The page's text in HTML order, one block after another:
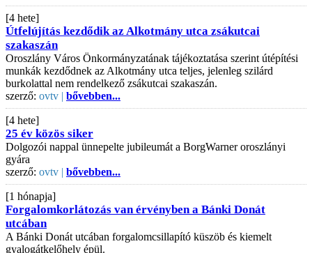
[4 hete]
Útfelújítás kezdődik az Alkotmány utca zsákutcai
szakaszán
Oroszlány Város Önkormányzatának tájékoztatása szerint útépítési
munkák kezdődnek az Alkotmány utca teljes, jelenleg szilárd
burkolattal nem rendelkező zsákutcai szakaszán.
szerző: ovtv | bővebben...
[4 hete]
25 év közös siker
Dolgozói nappal ünnepelte jubileumát a BorgWarner oroszlányi
gyára
szerző: ovtv | bővebben...
[1 hónapja]
Forgalomkorlátozás van érvényben a Bánki Donát
utcában
A Bánki Donát utcában forgalomcsillapító küszöb és kiemelt
gyalogátkelőhely épül.